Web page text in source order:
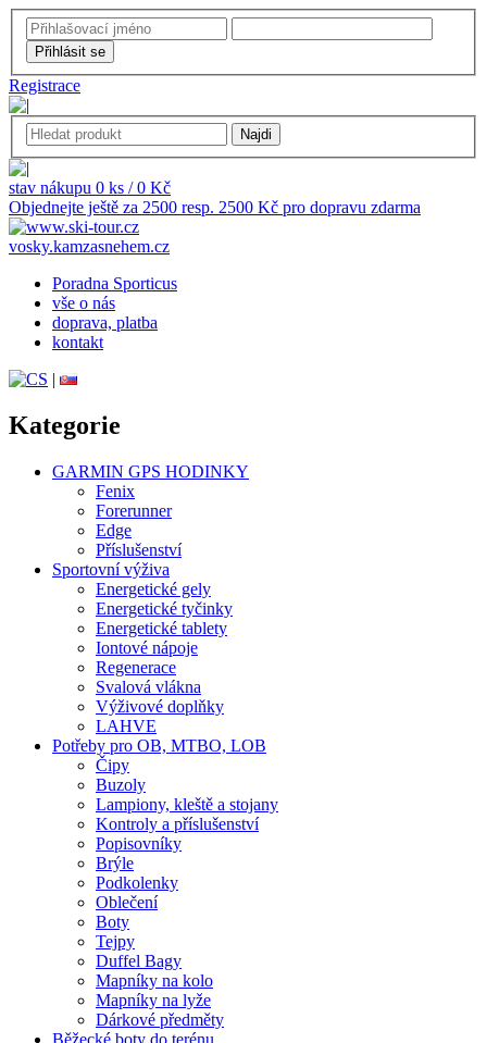
Registrace
stav nákupu 0 ks / 0 Kč
Objednejte ještě za 2500 resp. 2500 Kč pro dopravu zdarma
vosky.kamzasnehem.cz
Poradna Sporticus
vše o nás
doprava, platba
kontakt
|
Kategorie
GARMIN GPS HODINKY
Fenix
Forerunner
Edge
Příslušenství
Sportovní výživa
Energetické gely
Energetické tyčinky
Energetické tablety
Iontové nápoje
Regenerace
Svalová vlákna
Výživové doplňky
LAHVE
Potřeby pro OB, MTBO, LOB
Čipy
Buzoly
Lampiony, kleště a stojany
Kontroly a příslušenství
Popisovníky
Brýle
Podkolenky
Oblečení
Boty
Tejpy
Duffel Bagy
Mapníky na kolo
Mapníky na lyže
Dárkové předměty
Běžecké boty do terénu